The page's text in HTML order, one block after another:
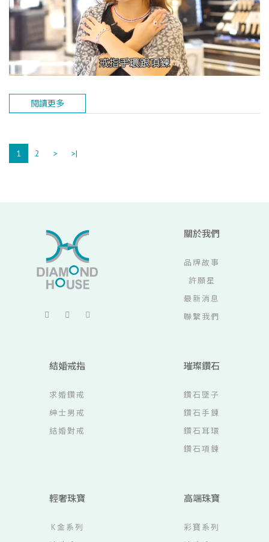
閱讀更多
1 2 > >|
關於我們
品牌故事
許願星
最新消息
聯繫我們
結婚戒指
求婚鑽戒
紳士男戒
結婚對戒
璀璨鑽石
鑽石墜子
鑽石手鍊
鑽石耳環
鑽石項鍊
輕奢珠寶
K金系列
高端珠寶
彩寶系列